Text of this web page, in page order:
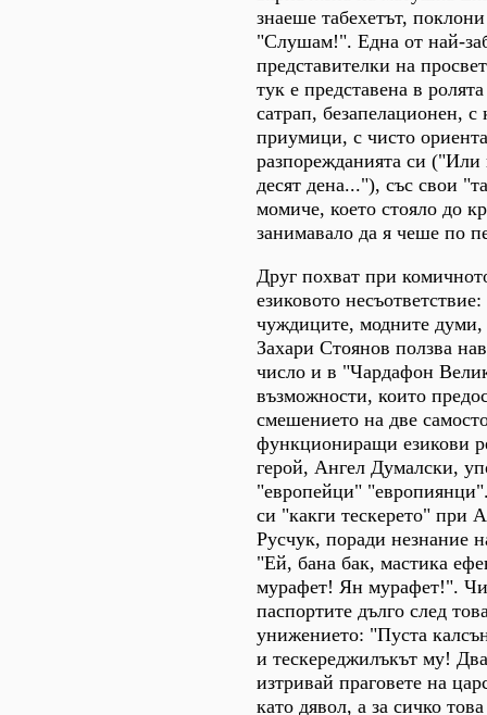
знаеше табехетът,
"Слушам!". Една от най-
представителки на
тук е представена в
сатрап, безапелационен, с
приумици, с чисто
разпорежданията си ("Или
десят дена..."), със свои
момиче, което стояло до
занимавало да я чеше по
Друг похват при
езиковото
чуждиците, модните думи,
Захари Стоянов ползва
число и в "Чардафон
възможности, които
смешението на две
функциониращи езикови
герой, Ангел Думалски,
"европейци"
си "какги тескерето" при
Русчук, поради незнание
"Ей, бана бак, мастика
мурафет! Ян мурафет!".
паспортите дълго след
унижението: "Пуста
и тескереджилъкът му!
изтривай праговете на
като дявол, а за сичко